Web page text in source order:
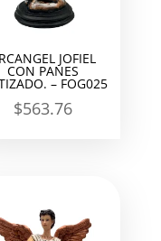
JOFIEL
CON PANES
– FOG025
$563.76